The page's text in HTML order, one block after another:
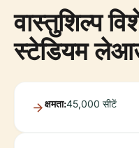
वास्तुशिल्प
स्टेडियम
क्षमता:45,000 सीटें